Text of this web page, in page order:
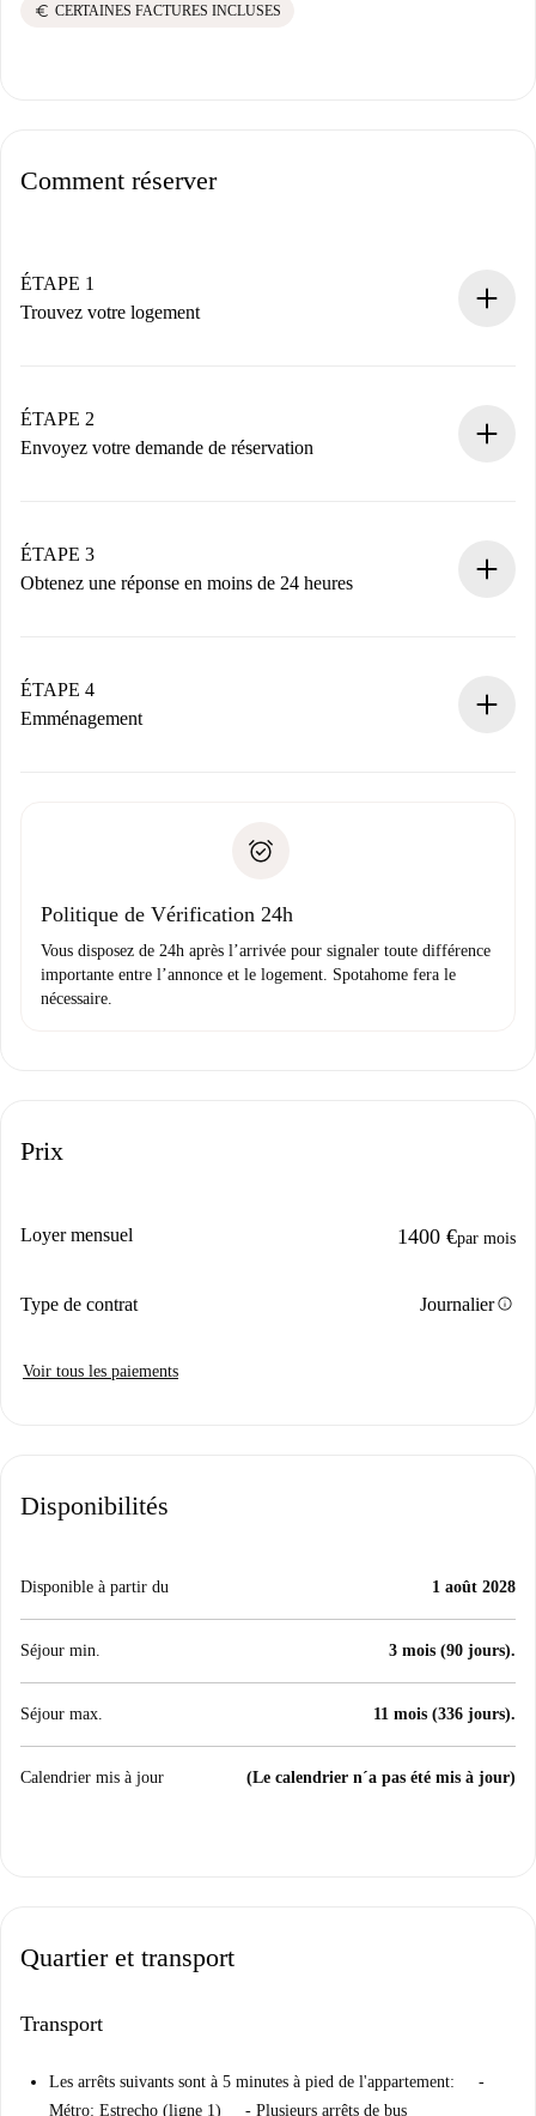
euro CERTAINES FACTURES INCLUSES
Comment réserver
ÉTAPE 1
Trouvez votre logement
Vous disposez à l’avance de toutes les informations
nécessaires.
ÉTAPE 2
Envoyez votre demande de réservation
Nous ne vous facturerons rien tant que le propriétaire
n’aura pas accepté.
ÉTAPE 3
Obtenez une réponse en moins de 24 heures
contact avec le propriétaire.
Si refusé : aucun prélèvement et nous vous proposerons
Justificatif de solvabilité
ÉTAPE 4
Emménagement
uniquement si aucun problème n'est signalé.
Politique de Vérification 24h
Vous disposez de 24h après l’arrivée pour signaler toute différence
importante entre l’annonce et le logement. Spotahome fera le
nécessaire.
Prix
Loyer mensuel 1400 €par mois
Type de contrat Journalierinfo
Voir tous les paiements
Disponibilités
Disponible à partir du 1 août 2028
Séjour min. 3 mois (90 jours).
Séjour max. 11 mois (336 jours).
Calendrier mis à jour (Le calendrier n´a pas été mis à jour)
Quartier et transport
Transport
Les arrêts suivants sont à 5 minutes à pied de l'appartement: -
Métro: Estrecho (ligne 1) - Plusieurs arrêts de bus